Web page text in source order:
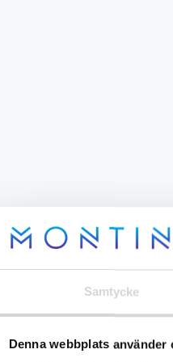
Samtycke
Denna webbplats använder